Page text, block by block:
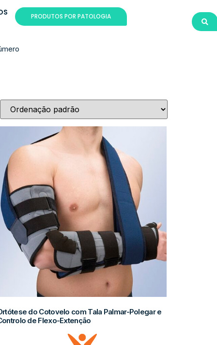
PRODUTOS POR PATOLOGIA
do Cotovelo com Tala Palmar-Polegar e
de Flexo-Extenção